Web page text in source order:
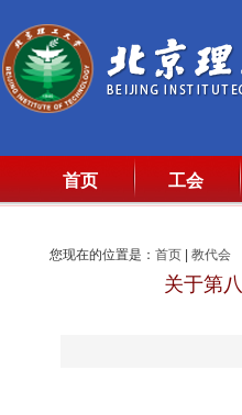
首页 工会
您现在的位置是： 首页 教代会
关于第